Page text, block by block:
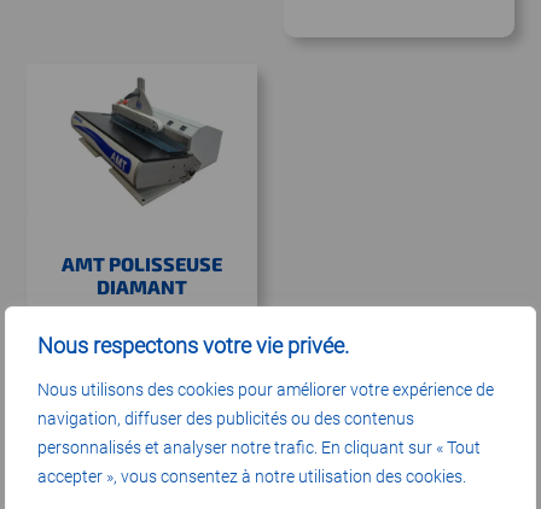
Nous respectons votre vie privée.
Nous utilisons des cookies pour améliorer votre expérience de
navigation, diffuser des publicités ou des contenus
personnalisés et analyser notre trafic. En cliquant sur « Tout
accepter », vous consentez à notre utilisation des cookies.
AMT POLISSEUSE
DIAMANT